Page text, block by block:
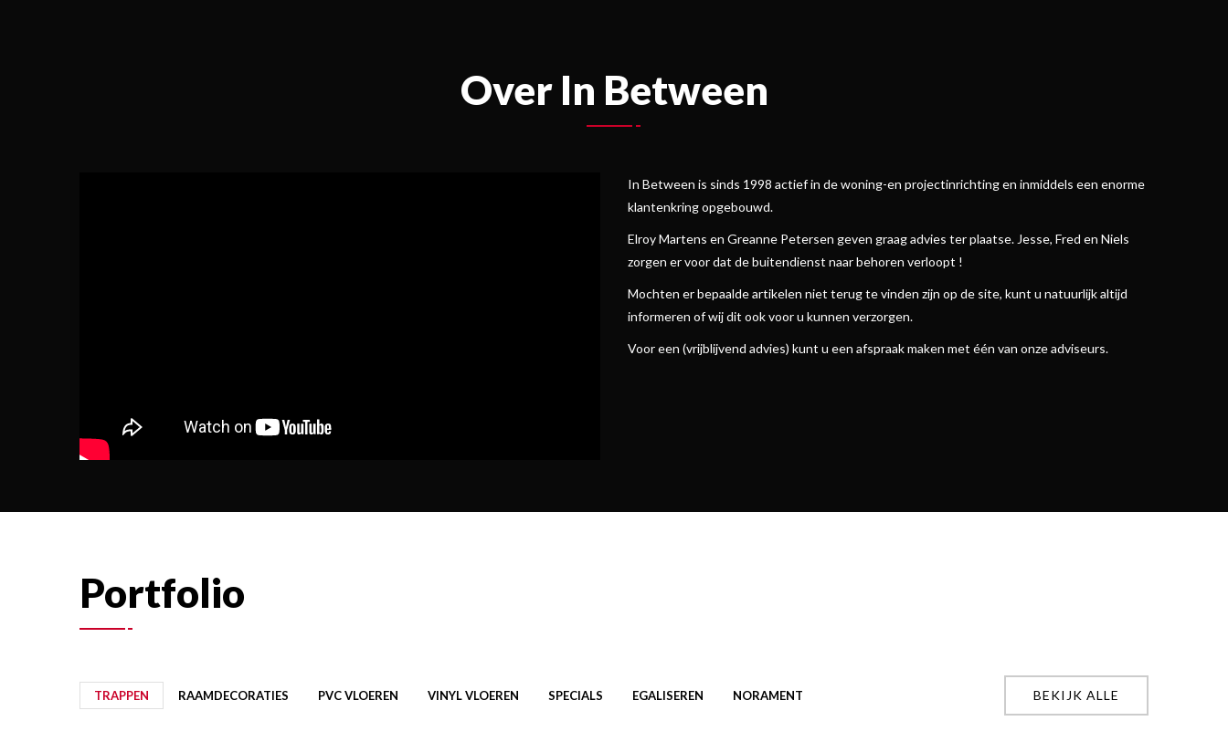
Over In Between
In Between is sinds 1998 actief in de woning-en projectinrichting en inmiddels een enorme
klantenkring opgebouwd.
Elroy Martens en Greanne Petersen geven graag advies ter plaatse. Jesse, Fred en Niels
zorgen er voor dat de buitendienst naar behoren verloopt !
Mochten er bepaalde artikelen niet terug te vinden zijn op de site, kunt u natuurlijk altijd
informeren of wij dit ook voor u kunnen verzorgen.
Voor een (vrijblijvend advies) kunt u een afspraak maken met één van onze adviseurs.
Portfolio
TRAPPEN RAAMDECORATIES PVC VLOEREN VINYL VLOEREN SPECIALS EGALISEREN NORAMENT BEKIJK ALLE